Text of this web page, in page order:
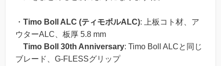
・ Timo Boll ALC (ティモボルALC): 上板コト材、ア
ウターALC、板厚 5.8 mm
Timo Boll 30th Anniversary: Timo Boll ALCと同じ
ブレード、G-FLESSグリップ